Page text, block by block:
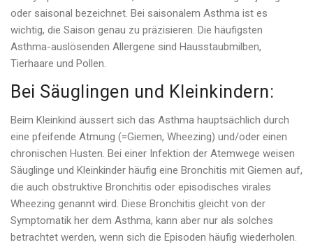
oder saisonal bezeichnet. Bei saisonalem Asthma ist es
wichtig, die Saison genau zu präzisieren. Die häufigsten
Asthma-auslösenden Allergene sind Hausstaubmilben,
Tierhaare und Pollen.
Bei Säuglingen und Kleinkindern:
Beim Kleinkind äussert sich das Asthma hauptsächlich durch
eine pfeifende Atmung (=Giemen, Wheezing) und/oder einen
chronischen Husten. Bei einer Infektion der Atemwege weisen
Säuglinge und Kleinkinder häufig eine Bronchitis mit Giemen auf,
die auch obstruktive Bronchitis oder episodisches virales
Wheezing genannt wird. Diese Bronchitis gleicht von der
Symptomatik her dem Asthma, kann aber nur als solches
betrachtet werden, wenn sich die Episoden häufig wiederholen.